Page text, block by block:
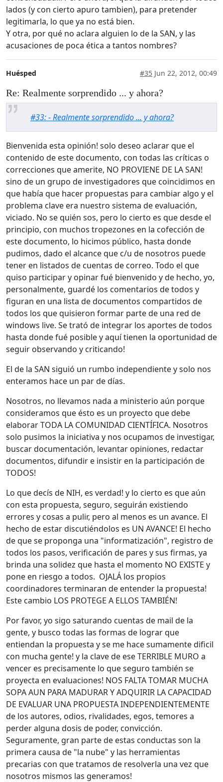
lados (y con cierto apuro tambien), para pretender
legitimarla, lo que ya no está bien.
Y otra, por qué no aclara alguien lo de la SAN, y las
acusaciones de poca ética a tantos nombres?
Huésped #35 Jun 22, 2012, 00:49
Re: Realmente sorprendido ... y ahora?
#33: - Realmente sorprendido ... y ahora?
Bienvenida esta opinión! solo deseo aclarar que el
contenido de este documento, con todas las críticas o
correcciones que amerite, NO PROVIENE DE LA SAN!
sino de un grupo de investigadores que coincidimos en
que había que hacer propuestas para cambiar algo y el
problema clave era nuestro sistema de evaluación,
viciado. No se quién sos, pero lo cierto es que desde el
principio, con muchos tropezones en la cofección de
este documento, lo hicimos público, hasta donde
pudimos, dado el alcance que c/u de nosotros puede
tener en listados de cuentas de correo. Todo el que
quiso participar y opinar fué bienvenido y de hecho, yo,
personalmente, guardé los comentarios de todos y
figuran en una lista de documentos compartidos de
todos los que quisieron formar parte de una red de
windows live. Se trató de integrar los aportes de todos
hasta donde fué posible y aquí tienen la oportunidad de
seguir observando y criticando!
El de la SAN siguió un rumbo independiente y solo nos
enteramos hace un par de días.
Nosotros, no llevamos nada a ministerio aún porque
consideramos que ésto es un proyecto que debe
elaborar TODA LA COMUNIDAD CIENTÍFICA. Nosotros
solo pusimos la iniciativa y nos ocupamos de investigar,
buscar documentación, levantar opiniones, redactar
documentos, difundir e insistir en la participación de
TODOS!
Lo que decís de NIH, es verdad! y lo cierto es que aún
con esta propuesta, seguro, seguirán existiendo
errores y cosas a pulir, pero al menos es un avance. El
hecho de estar discutiéndolos es UN AVANCE! El hecho
de que se proponga una "informatización", registro de
todos los pasos, verificación de pares y sus firmas, ya
brinda una solidez que hasta el momento NO EXISTE y
pone en riesgo a todos. OJALÁ los propios
coordinadores terminaran de entender la propuesta!
Este cambio LOS PROTEGE A ELLOS TAMBIÉN!
Por favor, yo sigo saturando cuentas de mail de la
gente, y busco todas las formas de lograr que
entiendan la propuesta y se me hace sumamente dificil
con mucha gente! y la clave de ese TERRIBLE MURO a
vencer es precisamente lo que seguro también se
proyecta en evaluaciones! NOS FALTA TOMAR MUCHA
SOPA AUN PARA MADURAR Y ADQUIRIR LA CAPACIDAD
DE EVALUAR UNA PROPUESTA INDEPENDIENTEMENTE
de los autores, odios, rivalidades, egos, temores a
perder alguna dosis de poder, convicción.
Seguramente, gran parte de estas conductas son la
primera causa de "la nube" y las herramientas
precarias con que tratamos de resolverla una vez que
nosotros mismos las generamos!